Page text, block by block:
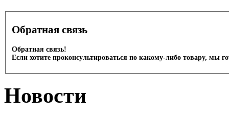
Обратная связь
Обратная связь!
Если хотите проконсультироваться по какому-либо товару, мы
Новости